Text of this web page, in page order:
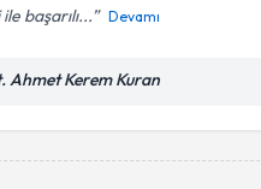
başarılı...
Devamı
Ahmet Kerem Kuran